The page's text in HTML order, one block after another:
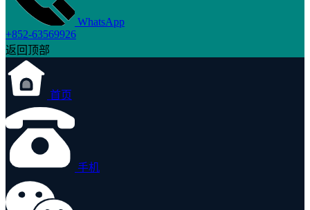
WhatsApp
+852-63569926
返回顶部
首页
手机